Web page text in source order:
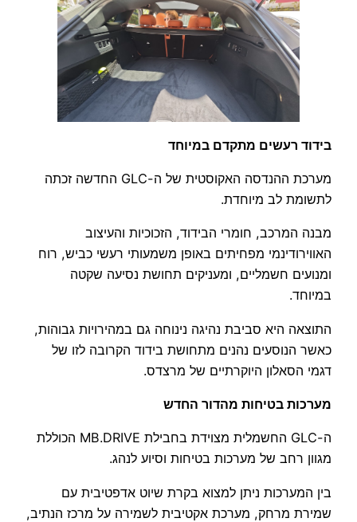
בידוד רעשים מתקדם במיוחד
מערכת ההנדסה האקוסטית של ה-GLC החדשה זכתה
לתשומת לב מיוחדת.
מבנה המרכב, חומרי הבידוד, הזכוכיות והעיצוב
האווירודינמי מפחיתים באופן משמעותי רעשי כביש, רוח
ומנועים חשמליים, ומעניקים תחושת נסיעה שקטה
במיוחד.
התוצאה היא סביבת נהיגה נינוחה גם במהירויות גבוהות,
כאשר הנוסעים נהנים מתחושת בידוד הקרובה לזו של
דגמי הסאלון היוקרתיים של מרצדס.
מערכות בטיחות מהדור החדש
ה-GLC החשמלית מצוידת בחבילת MB.DRIVE הכוללת
מגוון רחב של מערכות בטיחות וסיוע לנהג.
בין המערכות ניתן למצוא בקרת שיוט אדפטיבית עם
שמירת מרחק, מערכת אקטיבית לשמירה על מרכז הנתיב,